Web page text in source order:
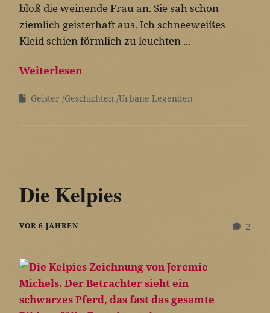
bloß die weinende Frau an. Sie sah schon
ziemlich geisterhaft aus. Ich schneeweißes
Kleid schien förmlich zu leuchten ...
Weiterlesen
Geister Geschichten Urbane Legenden
Die Kelpies
2
VOR 6 JAHREN